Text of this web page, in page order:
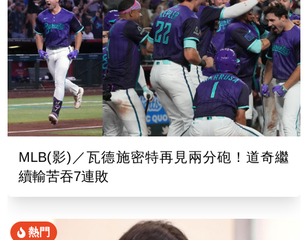
MLB(影)／瓦德施密特再見兩分砲！道奇繼
續輸苦吞7連敗
熱門